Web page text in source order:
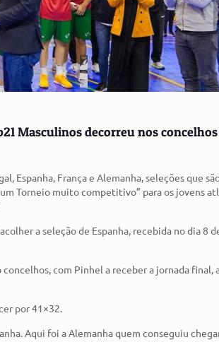
Masculinos decorreu nos
Espanha, França e Alemanha, seleções que
Torneio muito competitivo” para os jovens
a seleção de Espanha, recebida no dia 8
com Pinhel a receber a jornada final,
por 41×32.
Aqui foi a Alemanha quem conseguiu